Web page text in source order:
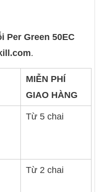
Per Green 50EC
.
MIỄN PHÍ
GIAO HÀNG
Từ 5 chai
Từ 2 chai